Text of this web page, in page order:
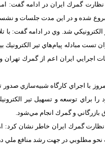
گمرك ايران در ادامه گفت:
شده و در اين مدت جلسات و
الكترونيكي شد. وي در ادامه گفت:
اجرايي ايران اعم از گمرك تهران
با اجراي كارگاه شبيه‌سازي صدور
را براي توسعه و تسهيل تير
بازرگاني و گمرك انجام مي‌شود.
گمرك ايران خاطر نشان كرد:
نحو مطلوبي در جهت رشد منافع ملي